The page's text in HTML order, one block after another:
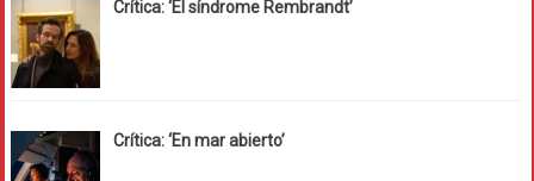
Crítica: ‘El síndrome Rembrandt’
Crítica: ‘En mar abierto’